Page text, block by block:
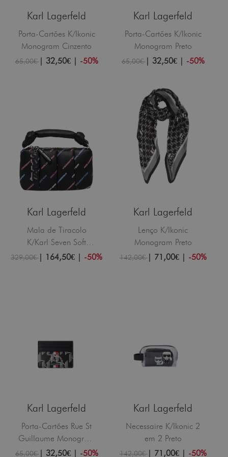
Karl Lagerfeld
Porta-Cartões K/Ikonic
Monogram Cinzento
65,00€| 32,50€| -50%
Karl Lagerfeld
Porta-Cartões K/Ikonic
Monogram Preto
65,00€| 32,50€| -50%
Karl Lagerfeld
Mala de Tiracolo
K/Karl Seven Soft
Future Preta
329,00€| 164,50€ | -50%
Karl Lagerfeld
Lenço K/Ikonic
Monogram Preto
142,00€| 71,00€| -50%
Karl Lagerfeld
Porta-Cartões Rue St
Guillaume Monogram
Preto
65,00€| 32,50€| -50%
Karl Lagerfeld
Necessaire K/Ikonic 2
em 2 Preto
142,00€| 71,00€| -50%